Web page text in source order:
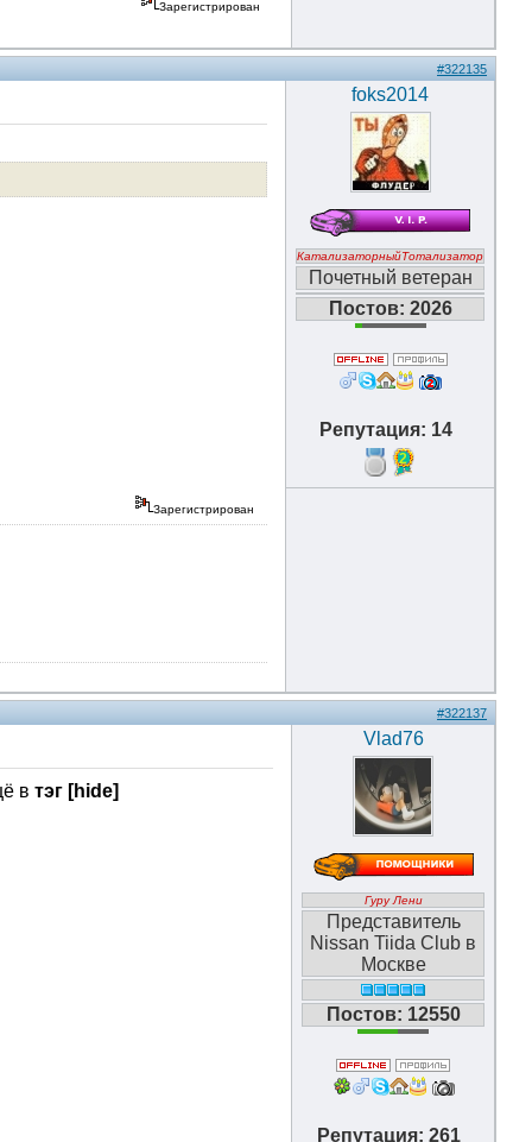
Зарегистрирован
#322135
foks2014
КатализаторныйТотализатор
Почетный ветеран
Постов: 2026
Репутация: 14
2
Зарегистрирован
#322137
в тэг [hide]
Vlad76
Гуру Лени
Представитель
Nissan Tiida Club в
Москве
Постов: 12550
Репутация: 261